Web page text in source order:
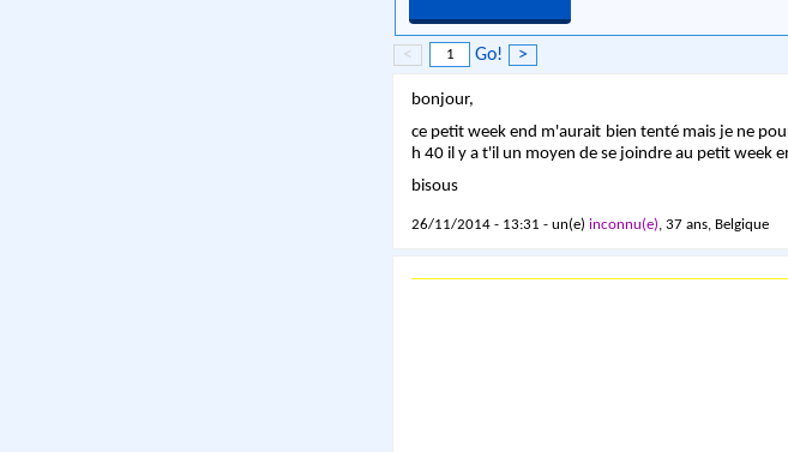
< Go! >
bonjour,
ce petit week end m'aurait bien tenté mais je ne
h 40 il y a t'il un moyen de se joindre au petit week
bisous
26/11/2014 - 13:31 - un(e) inconnu(e), 37 ans, Belgique